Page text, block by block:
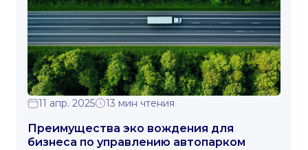
11 апр. 2025 13 мин чтения
Преимущества эко вождения для
бизнеса по управлению автопарком